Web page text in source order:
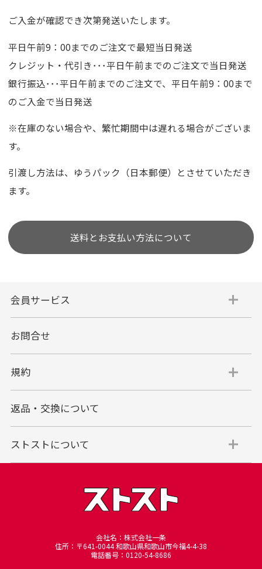
ご入金が確認でき次第発送いたします。
平日午前9：00までのご注文で最短当日発送
クレジット・代引き･･･平日午前までのご注文で当日発送
銀行振込･･･平日午前までのご注文で、平日午前9：00まで
のご入金で当日発送
※在庫のない場合や、繁忙期間中は遅れる場合がございま
す。
引渡し方法は、ゆうパック（日本郵便）とさせていただき
ます。
送料とお支払い方法について
会員サービス
お問合せ
規約
返品・交換について
ストストについて
会社名：株式会社一条
住所：〒641-0044 和歌山県和歌山市今福4-4-38
電話番号：0120-54-8686